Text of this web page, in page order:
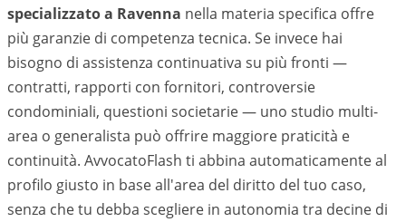
specializzato a Ravenna nella materia specifica offre
più garanzie di competenza tecnica. Se invece hai
bisogno di assistenza continuativa su più fronti —
contratti, rapporti con fornitori, controversie
condominiali, questioni societarie — uno studio multi-
area o generalista può offrire maggiore praticità e
continuità. AvvocatoFlash ti abbina automaticamente al
profilo giusto in base all'area del diritto del tuo caso,
senza che tu debba scegliere in autonomia tra decine di